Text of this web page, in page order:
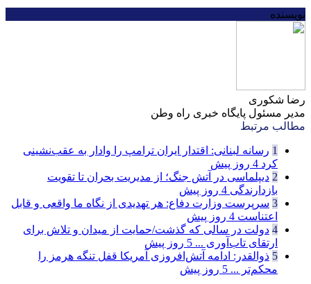
نویسنده
رضا شکوری
مدیر مسئول پایگاه خبری راه وطن
مطالب مرتبط
1 رسانه لبنانی: اقتدار ایران ترامپ را وادار به عقب‌نشینی
کرد 4 روز پیش
2 دیپلماسی در آتش جنگ؛ از مدیریت بحران تا تقویت
بازدارندگی 4 روز پیش
3 سرپرست وزارت دفاع: هر تهدیدی از نگاه ما واقعی و قابل
اعتناست 4 روز پیش
4 دولت در سالی که گذشت/حمایت از میدان و تلاش برای
ارتقای تاب‌آوری ... 5 روز پیش
5 ذوالقدر: ادامه آتش‌افروزی آمریکا قفل تنگه هرمز را
محکم‌تر ... 5 روز پیش